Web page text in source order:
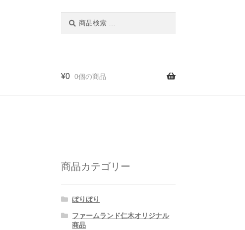
¥0 0個の商品
商品カテゴリー
ぼりぼり
ファームランド仁木オリジナル
商品